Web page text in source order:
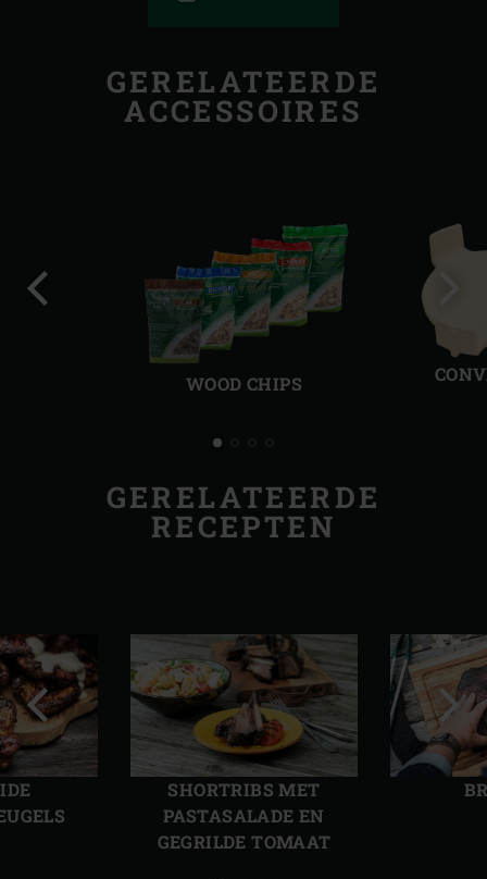
GERELATEERDE
ACCESSOIRES
WOOD CHIPS
slide
GERELATEERDE
RECEPTEN
SHORTRIBS MET
PASTASALADE EN
GEGRILDE TOMAAT
Vorige
slide
slide